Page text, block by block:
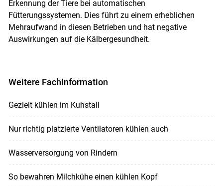
Erkennung der Tiere bei automatischen
Fütterungssystemen. Dies führt zu einem erheblichen
Mehraufwand in diesen Betrieben und hat negative
Auswirkungen auf die Kälbergesundheit.
Weitere Fachinformation
Gezielt kühlen im Kuhstall
Nur richtig platzierte Ventilatoren kühlen auch
Wasserversorgung von Rindern
So bewahren Milchkühe einen kühlen Kopf